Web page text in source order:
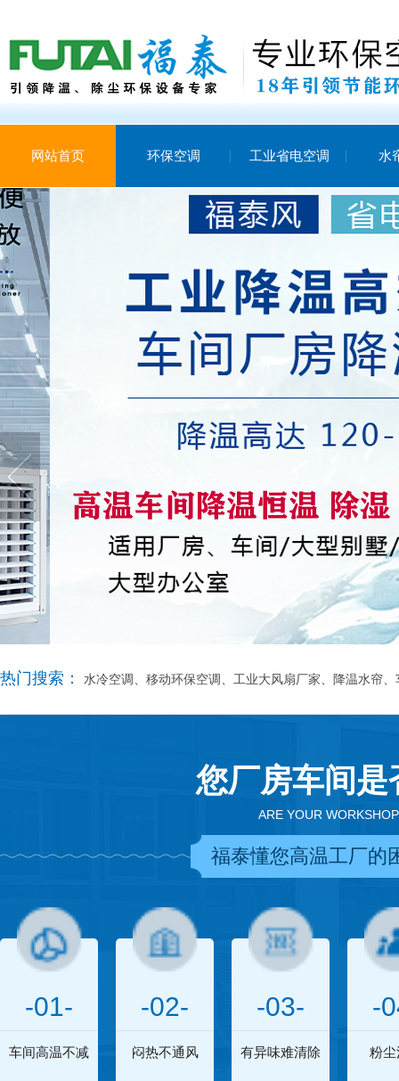
网站首页 环保空调 工业省电空调 水
热门搜索： 水冷空调、移动环保空调、工业大风扇厂家、降温水帘
您厂房车间
ARE YOUR
福泰懂您高温工厂的
-01-
车间高温不减
-02-
闷热不通风
-03-
有异味难清除
-
粉尘